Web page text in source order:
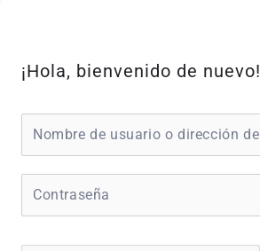
contenido
¡Hola, bienvenido de nuevo!